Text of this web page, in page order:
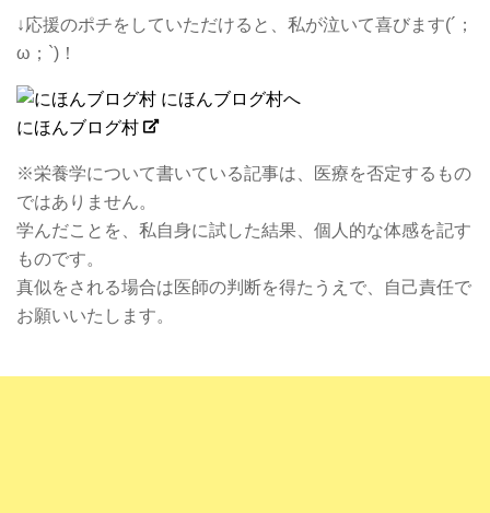
↓応援のポチをしていただけると、私が泣いて喜びます(´；
ω；`)！
にほんブログ村
※栄養学について書いている記事は、医療を否定するもの
ではありません。
学んだことを、私自身に試した結果、個人的な体感を記す
ものです。
真似をされる場合は医師の判断を得たうえで、自己責任で
お願いいたします。